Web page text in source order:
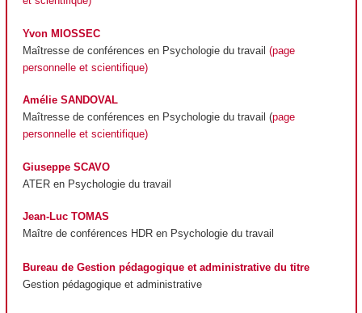
Yvon MIOSSEC
Maîtresse de conférences en Psychologie du travail (page
personnelle et scientifique)
Amélie SANDOVAL
Maîtresse de conférences en Psychologie du travail (page
personnelle et scientifique)
Giuseppe SCAVO
ATER en Psychologie du travail
Jean-Luc TOMAS
Maître de conférences HDR en Psychologie du travail
Bureau de Gestion pédagogique et administrative du titre
Gestion pédagogique et administrative